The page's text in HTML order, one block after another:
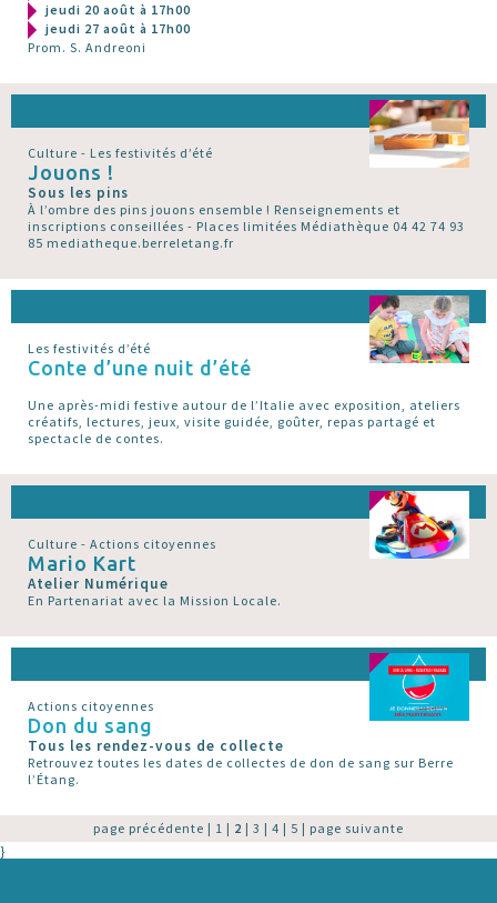
jeudi 20 août à 17h00
jeudi 27 août à 17h00
Prom. S. Andreoni
Culture - Les festivités d’été
Jouons !
Sous les pins
À l’ombre des pins jouons ensemble ! Renseignements et
inscriptions conseillées - Places limitées Médiathèque 04 42 74 93
85 mediatheque.berreletang.fr
Les festivités d’été
Conte d’une nuit d’été
Une après-midi festive autour de l’Italie avec exposition, ateliers
créatifs, lectures, jeux, visite guidée, goûter, repas partagé et
spectacle de contes.
Culture - Actions citoyennes
Mario Kart
Atelier Numérique
En Partenariat avec la Mission Locale.
Actions citoyennes
Don du sang
Tous les rendez-vous de collecte
Retrouvez toutes les dates de collectes de don de sang sur Berre
l’Étang.
page précédente | 1 | 2 | 3 | 4 | 5 | page suivante
}